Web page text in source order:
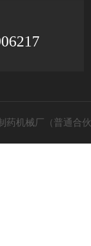
药机械厂（普通